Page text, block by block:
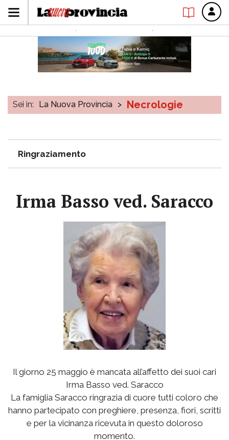
Sei in: La Nuova Provincia > Necrologie
Ringraziamento
Irma Basso ved. Saracco
Il giorno 25 maggio è mancata all’affetto dei suoi cari
Irma Basso ved. Saracco
La famiglia Saracco ringrazia di cuore tutti coloro che
hanno partecipato con preghiere, presenza, fiori, scritti
e per la vicinanza ricevuta in questo doloroso
momento.